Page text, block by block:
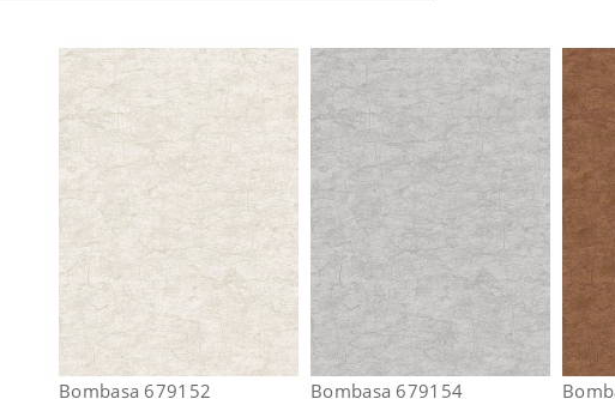
Bombasa 679152 Bombasa 679154